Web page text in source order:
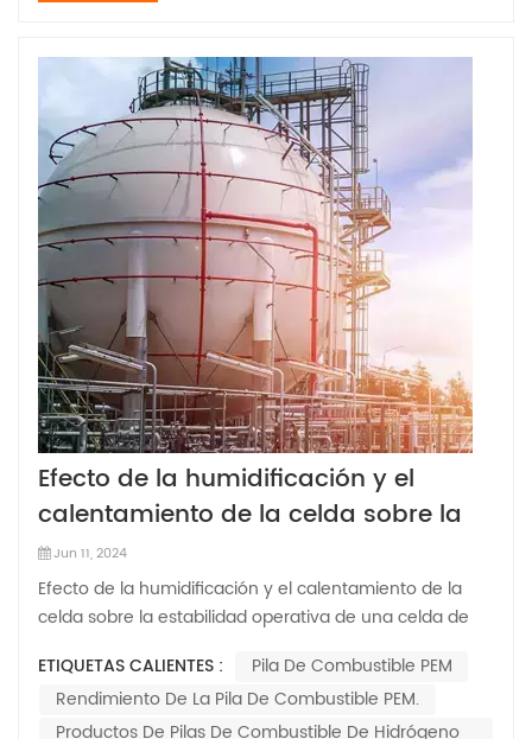
Efecto de la humidificación y el
calentamiento de la celda sobre la
estabilidad operativa de una celda
de combustible de membrana de
electrolito polimérico
Jun 11, 2024
Efecto de la humidificación y el calentamiento de la
celda sobre la estabilidad operativa de una celda de
comercialización del Pila de combustible PEM se ve
obstaculizado por algunos factores, que incluyen el
almacenamiento de hidrógeno, ag...
ETIQUETAS CALIENTES :
Pila De Combustible PEM
Rendimiento De La Pila De Combustible PEM.
Productos De Pilas De Combustible De Hidrógeno